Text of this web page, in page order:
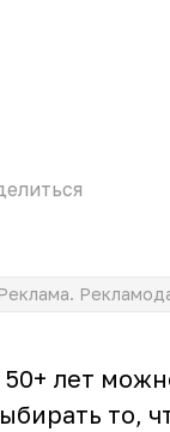
Реклама.
50+ лет
то,